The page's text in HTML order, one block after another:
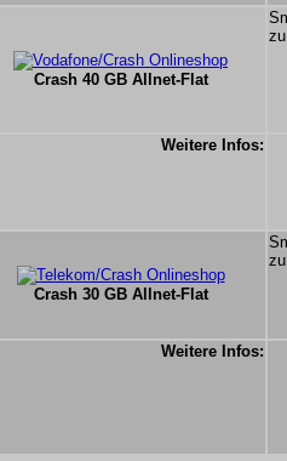
Crash 40 GB Allnet-Flat
Weitere Infos:
Crash 30 GB Allnet-Flat
Weitere Infos: